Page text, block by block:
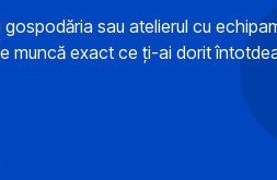
sau atelierul cu
muncă exact ce ți-ai dorit